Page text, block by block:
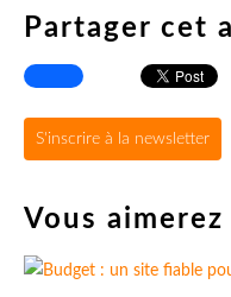
Partager cet
S'inscrire à la newsletter
Vous aimerez